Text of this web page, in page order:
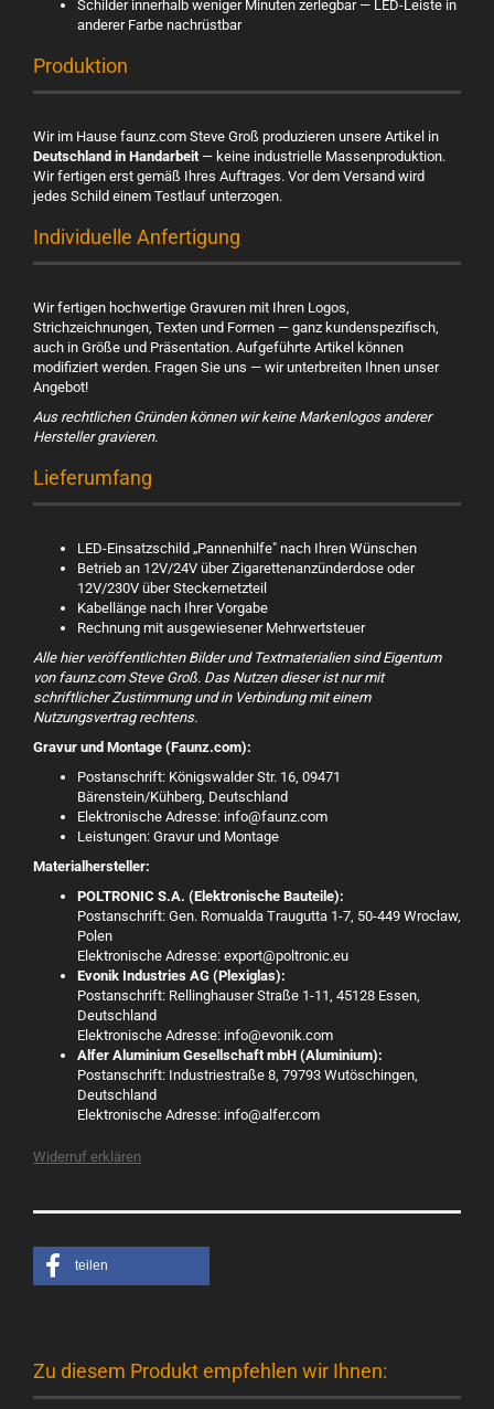
Schilder innerhalb weniger Minuten zerlegbar — LED-Leiste in
anderer Farbe nachrüstbar
Produktion
Wir im Hause faunz.com Steve Groß produzieren unsere Artikel in
Deutschland in Handarbeit— keine industrielle Massenproduktion.
Wir fertigen erst gemäß Ihres Auftrages. Vor dem Versand wird
jedes Schild einem Testlauf unterzogen.
Individuelle Anfertigung
Wir fertigen hochwertige Gravuren mit Ihren Logos,
Strichzeichnungen, Texten und Formen — ganz kundenspezifisch,
auch in Größe und Präsentation. Aufgeführte Artikel können
modifiziert werden. Fragen Sie uns — wir unterbreiten Ihnen unser
Angebot!
Aus rechtlichen Gründen können wir keine Markenlogos anderer
Hersteller gravieren.
Lieferumfang
LED-Einsatzschild „Pannenhilfe" nach Ihren Wünschen
Betrieb an 12V/24V über Zigarettenanzünderdose oder
12V/230V über Steckernetzteil
Kabellänge nach Ihrer Vorgabe
Rechnung mit ausgewiesener Mehrwertsteuer
Alle hier veröffentlichten Bilder und Textmaterialien sind Eigentum
von faunz.com Steve Groß. Das Nutzen dieser ist nur mit
schriftlicher Zustimmung und in Verbindung mit einem
Nutzungsvertrag rechtens.
Gravur und Montage (Faunz.com):
Postanschrift: Königswalder Str. 16, 09471
Bärenstein/Kühberg, Deutschland
Elektronische Adresse: info@faunz.com
Leistungen: Gravur und Montage
Materialhersteller:
POLTRONIC S.A. (Elektronische Bauteile):
Postanschrift: Gen. Romualda Traugutta 1-7, 50-449 Wrocław,
Polen
Elektronische Adresse: export@poltronic.eu
Evonik Industries AG (Plexiglas):
Postanschrift: Rellinghauser Straße 1-11, 45128 Essen,
Deutschland
Elektronische Adresse: info@evonik.com
Alfer Aluminium Gesellschaft mbH (Aluminium):
Postanschrift: Industriestraße 8, 79793 Wutöschingen,
Deutschland
Elektronische Adresse: info@alfer.com
Widerruf erklären
teilen
Zu diesem Produkt empfehlen wir Ihnen: